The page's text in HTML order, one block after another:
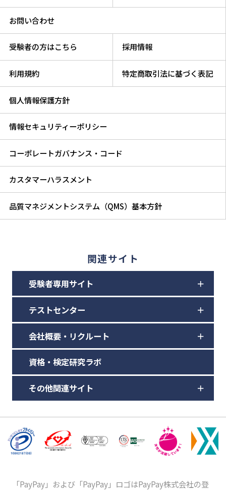
お問い合わせ
受験者の方はこちら 採用情報
利用規約 特定商取引法に基づく表記
個人情報保護方針
情報セキュリティーポリシー
コーポレートガバナンス・コード
カスタマーハラスメント
品質マネジメントシステム（QMS）基本方針
関連サイト
受験者専用サイト
テストセンター
会社概要・リクルート
資格・検定研究ラボ
その他関連サイト
「PayPay」および「PayPay」ロゴはPayPay株式会社の登